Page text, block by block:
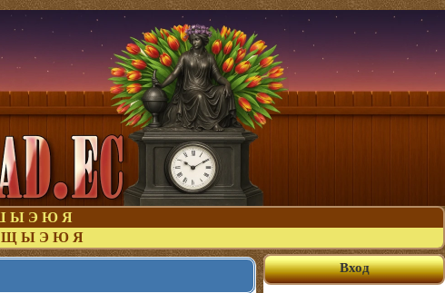
Ы Э Ю Я
Щ Ы Э Ю Я
Вход